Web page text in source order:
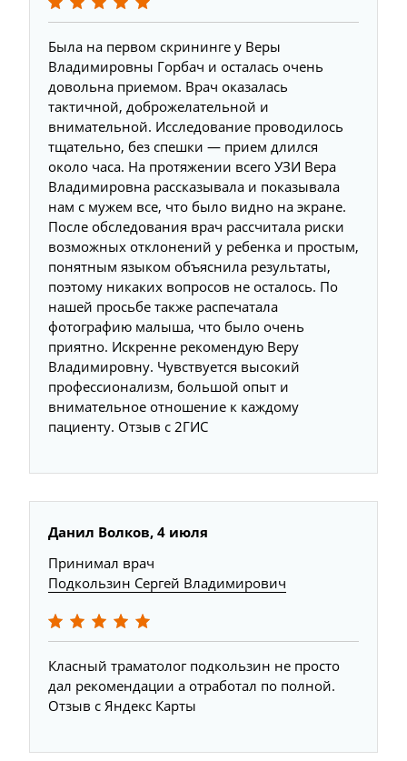
Была на первом скрининге у Веры
Владимировны Горбач и осталась очень
довольна приемом. Врач оказалась
тактичной, доброжелательной и
внимательной. Исследование проводилось
тщательно, без спешки — прием длился
около часа. На протяжении всего УЗИ Вера
Владимировна рассказывала и показывала
нам с мужем все, что было видно на экране.
После обследования врач рассчитала риски
возможных отклонений у ребенка и простым,
понятным языком объяснила результаты,
поэтому никаких вопросов не осталось. По
нашей просьбе также распечатала
фотографию малыша, что было очень
приятно. Искренне рекомендую Веру
Владимировну. Чувствуется высокий
профессионализм, большой опыт и
внимательное отношение к каждому
пациенту. Отзыв с 2ГИС
Данил Волков, 4 июля
Принимал врач
Подкользин Сергей Владимирович
Класный траматолог подкользин не просто
дал рекомендации а отработал по полной.
Отзыв с Яндекс Карты